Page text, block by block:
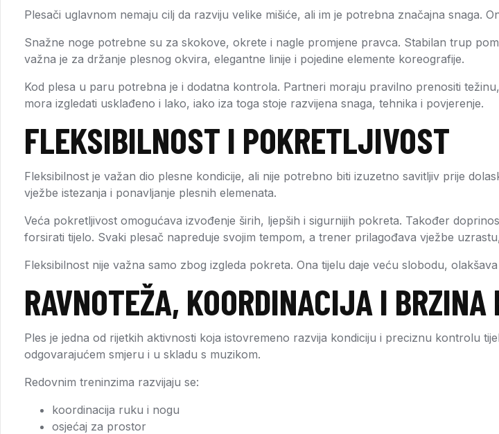
Plesači uglavnom nemaju cilj da razviju velike mišiće, ali im je potrebna značajna snaga.
Snažne noge potrebne su za skokove, okrete i nagle promjene pravca. Stabilan trup
važna je za držanje plesnog okvira, elegantne linije i pojedine elemente koreografije.
Kod plesa u paru potrebna je i dodatna kontrola. Partneri moraju pravilno prenositi
mora izgledati usklađeno i lako, iako iza toga stoje razvijena snaga, tehnika i povjerenje.
FLEKSIBILNOST I POKRETLJIVOST
Fleksibilnost je važan dio plesne kondicije, ali nije potrebno biti izuzetno savitljiv prije
vježbe istezanja i ponavljanje plesnih elemenata.
Veća pokretljivost omogućava izvođenje širih, ljepših i sigurnijih pokreta. Također
forsirati tijelo. Svaki plesač napreduje svojim tempom, a trener prilagođava vježbe
Fleksibilnost nije važna samo zbog izgleda pokreta. Ona tijelu daje veću slobodu,
RAVNOTEŽA, KOORDINACIJA I
Ples je jedna od rijetkih aktivnosti koja istovremeno razvija kondiciju i preciznu kontrolu
odgovarajućem smjeru i u skladu s muzikom.
Redovnim treninzima razvijaju se:
koordinacija ruku i nogu
osjećaj za prostor